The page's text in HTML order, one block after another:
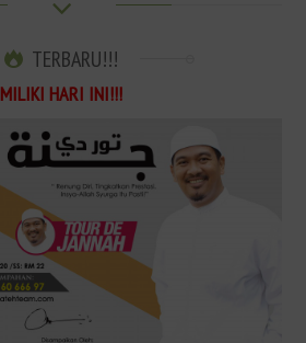
TERBARU!!!
MILIKI HARI INI!!!